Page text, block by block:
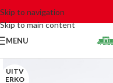
Skip to navigation
Skip to main content
MENU
UITV
ERKO